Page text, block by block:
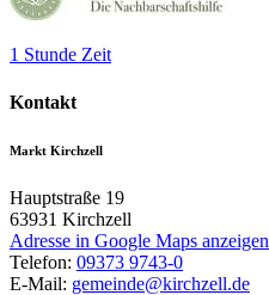
1 Stunde Zeit
Kontakt
Markt Kirchzell
Hauptstraße 19
63931 Kirchzell
Adresse in Google Maps anzeigen
Telefon: 09373 9743-0
E-Mail: gemeinde@kirchzell.de